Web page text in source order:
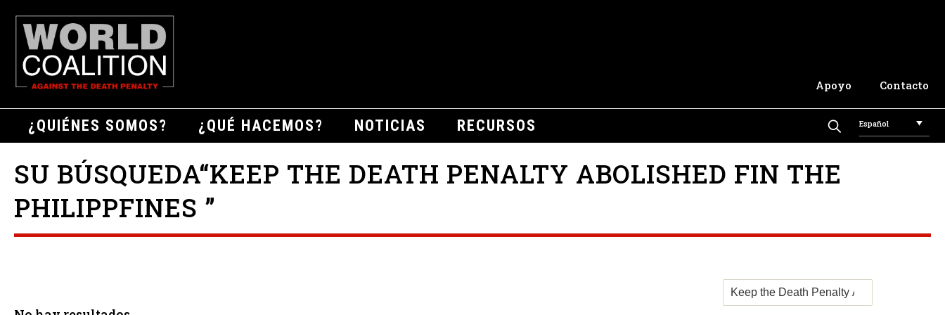
Apoyo Contacto
¿QUIÉNES SOMOS? ¿QUÉ HACEMOS? NOTICIAS RECURSOS Español
SU BÚSQUEDA“KEEP THE DEATH PENALTY ABOLISHED FIN THE
PHILIPPFINES ”